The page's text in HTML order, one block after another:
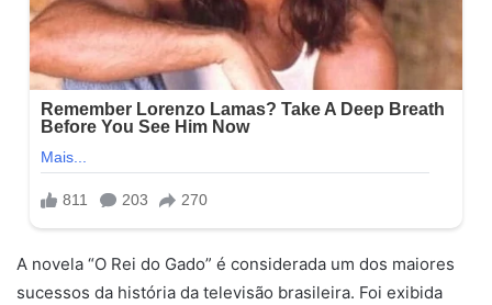
A novela “O Rei do Gado” é considerada um dos maiores
sucessos da história da televisão brasileira. Foi exibida